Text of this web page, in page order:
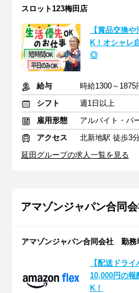
スロット123梅田店
【賞品交換
K！オシャレ
◎
給与
時給1300～1875
シフト
週1日以上
雇用形態
アルバイト・パ
アクセス
北新地駅 徒歩3
延田グループの求人一覧を見る
アマゾンジャパン合同
アマゾンジャパン合同会社 勤務
【配送ドラ
10,000円の
K！